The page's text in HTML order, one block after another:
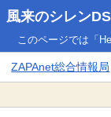
風来のシレン
このページでは「
ZAPAnet総合情報局